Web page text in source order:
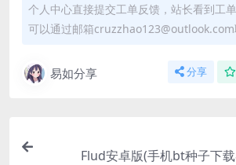
个人中心直接提交工单反馈，站长看到工
可以通过邮箱cruzzhao123@outlook.com
易如分享 分享
Flud安卓版(手机bt种子下